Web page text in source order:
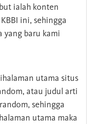
ialah konten
ini, sehingga
yang baru kami
utama situs
atau judul arti
sehingga
utama maka